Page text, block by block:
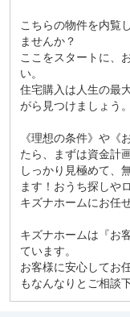
こちらの物件を内覧
ませんか？
ここをスタートに、
い。
住宅購入は人生の最
がら見つけましょう。
《理想の条件》や《
たら、まずは資金計
しっかり見極めて、
ます！おうち探しや
キズナホームにお任
キズナホームは『お
ています。
お客様に安心してお
もなんなりとご相談